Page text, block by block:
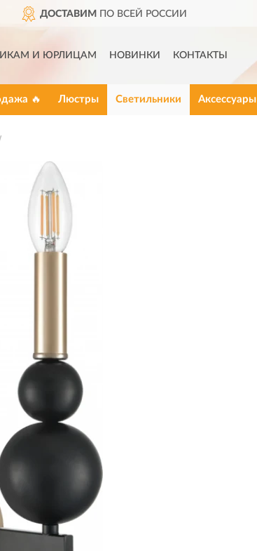
ДОСТАВИМ ПО ВСЕЙ РОССИИ
И ЮРЛИЦАМ НОВИНКИ КОНТАКТЫ
🔥 Люстры Светильники Аксессуары